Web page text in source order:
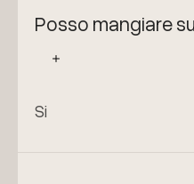
Posso mangiare
Si